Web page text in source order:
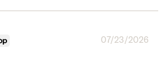
07/23/2026